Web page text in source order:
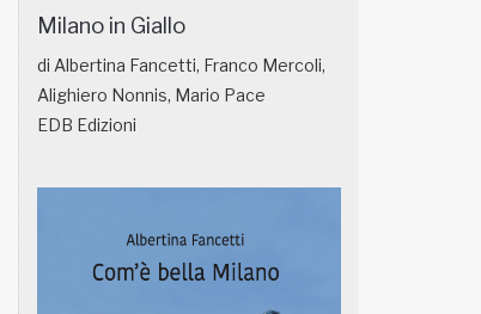
Milano in Giallo
di Albertina Fancetti, Franco Mercoli,
Alighiero Nonnis, Mario Pace
EDB Edizioni